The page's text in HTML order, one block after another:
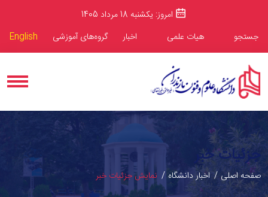
امروز: یکشنبه 18 مرداد 1405
جستجو
هیات علمی اخبار گروه‌های آموزشی English
جزئیات خبر
صفحه اصلی اخبار دانشگاه نمایش جزئیات خبر